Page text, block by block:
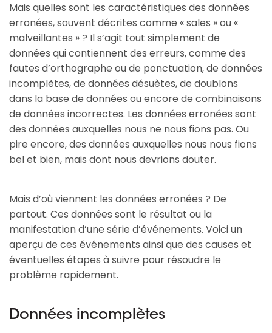
Mais quelles sont les caractéristiques des données
erronées, souvent décrites comme « sales » ou «
malveillantes » ? Il s’agit tout simplement de
données qui contiennent des erreurs, comme des
fautes d’orthographe ou de ponctuation, de données
incomplètes, de données désuètes, de doublons
dans la base de données ou encore de combinaisons
de données incorrectes. Les données erronées sont
des données auxquelles nous ne nous fions pas. Ou
pire encore, des données auxquelles nous nous fions
bel et bien, mais dont nous devrions douter.
Mais d’où viennent les données erronées ? De
partout. Ces données sont le résultat ou la
manifestation d’une série d’événements. Voici un
aperçu de ces événements ainsi que des causes et
éventuelles étapes à suivre pour résoudre le
problème rapidement.
Données incomplètes